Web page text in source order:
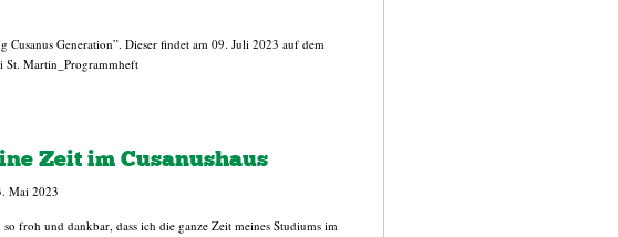
Generation”. Dieser findet am 09. Juli 2023 auf dem
St. Martin_Programmheft
Zeit im Cusanushaus
Mai 2023
froh und dankbar, dass ich die ganze Zeit meines Studiums im